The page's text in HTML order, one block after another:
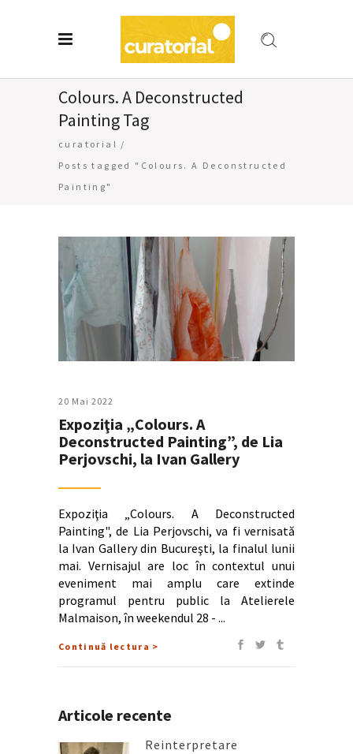
Colours. A Deconstructed
Painting Tag
curatorial /
Posts tagged "Colours. A Deconstructed
Painting"
20 Mai 2022
Expoziţia „Colours. A
Deconstructed Painting”, de Lia
Perjovschi, la Ivan Gallery
Expoziţia „Colours. A Deconstructed
Painting", de Lia Perjovschi, va fi vernisată
la Ivan Gallery din Bucureşti, la finalul lunii
mai. Vernisajul are loc în contextul unui
eveniment mai amplu care extinde
programul pentru public la Atelierele
Malmaison, în weekendul 28 -
Continuă lectura >
Articole recente
Reinterpretare